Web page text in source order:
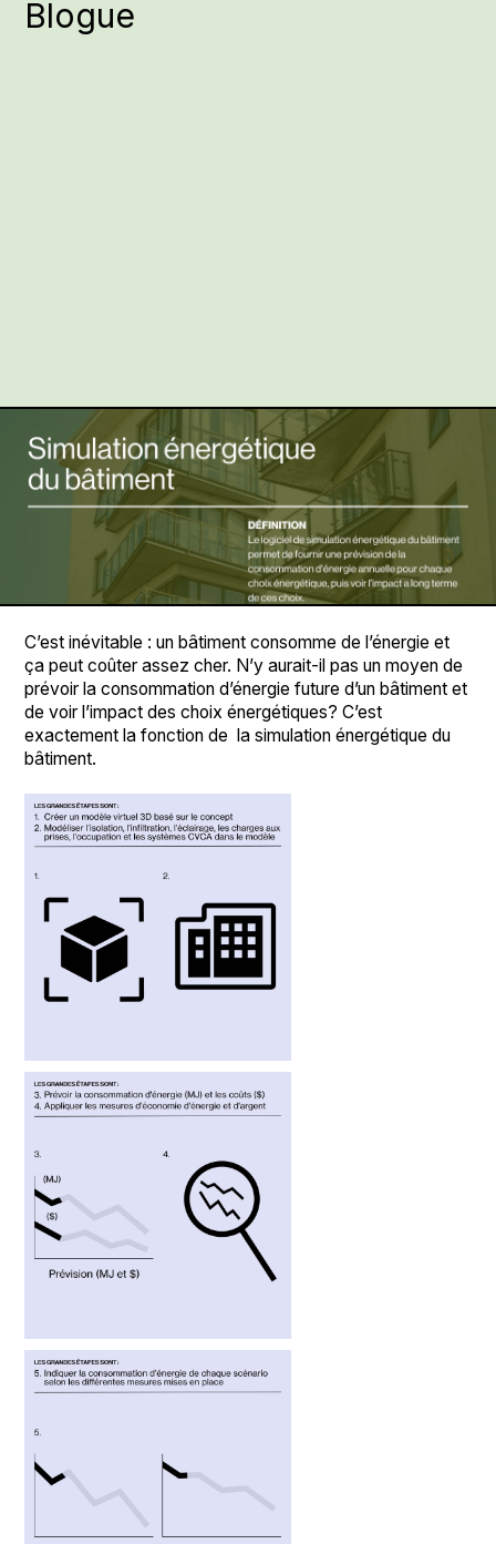
Blogue
C’est inévitable : un bâtiment consomme de l’énergie et
ça peut coûter assez cher. N’y aurait-il pas un moyen de
prévoir la consommation d’énergie future d’un bâtiment et
de voir l’impact des choix énergétiques? C’est
exactement la fonction de la simulation énergétique du
bâtiment.